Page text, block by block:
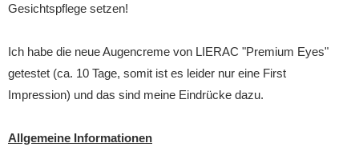
Gesichtspflege setzen!
Ich habe die neue Augencreme von LIERAC "Premium Eyes"
getestet (ca. 10 Tage, somit ist es leider nur eine First
Impression) und das sind meine Eindrücke dazu.
Allgemeine Informationen